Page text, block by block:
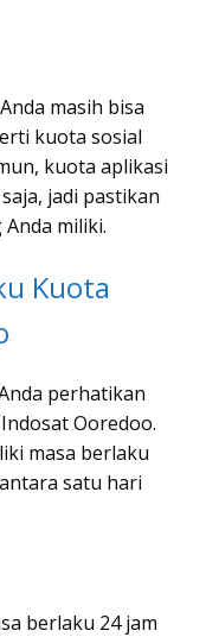
masih bisa
kuota sosial
kuota aplikasi
jadi pastikan
miliki.
Kuota
perhatikan
Ooredoo.
masa berlaku
satu hari
berlaku 24 jam